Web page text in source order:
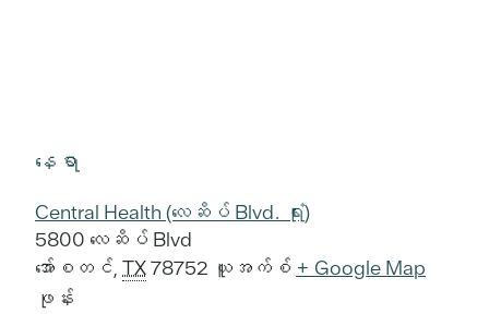
နေရာ
Central Health (လေဆိပ် Blvd. ရုံး)
5800 လေဆိပ် Blvd
အော်စတင် TX78752 ယူအက်စ် + Google Map
ဖုန်း